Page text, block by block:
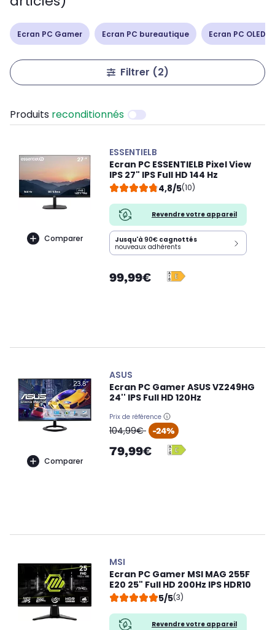
Ecran PC Gamer Ecran PC bureautique Ecran PC OLED /
Filtrer (2)
Produits reconditionnés
Comparer
ESSENTIELB
Ecran PC ESSENTIELB Pixel View
IPS 27" IPS Full HD 144 Hz
4,8/5(10)
Revendre votre appareil
Jusqu'à 90€ cagnottés
nouveaux adhérents
99,99€
Comparer
ASUS
Ecran PC Gamer ASUS VZ249HG
24'' IPS Full HD 120Hz
Prix de référence
oldPrice
104,99€ -24%
79,99€
MSI
Ecran PC Gamer MSI MAG 255F
E20 25" Full HD 200Hz IPS HDR10
5/5(3)
Revendre votre appareil